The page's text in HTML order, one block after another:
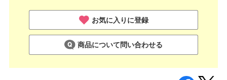
お気に入りに登録
商品について問い合わせる